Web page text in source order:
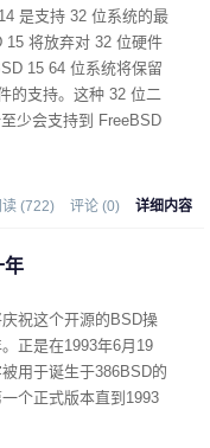
是支持 32 位系统的最
15 将放弃对 32 位硬件
15 64 位系统将保留
的支持。这种 32 位二
少会支持到 FreeBSD
读 (722) 评论 (0) 详细内容
年
祝这个开源的BSD操
正是在1993年6月19
用于诞生于386BSD的
个正式版本直到1993